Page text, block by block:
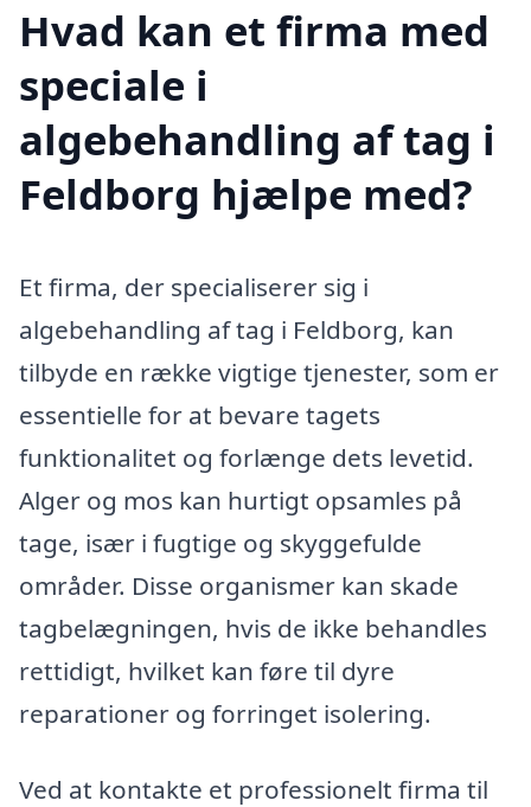
Hvad kan et firma med
speciale i
algebehandling af tag i
Feldborg hjælpe med?
Et firma, der specialiserer sig i
algebehandling af tag i Feldborg, kan
tilbyde en række vigtige tjenester, som er
essentielle for at bevare tagets
funktionalitet og forlænge dets levetid.
Alger og mos kan hurtigt opsamles på
tage, især i fugtige og skyggefulde
områder. Disse organismer kan skade
tagbelægningen, hvis de ikke behandles
rettidigt, hvilket kan føre til dyre
reparationer og forringet isolering.
Ved at kontakte et professionelt firma til